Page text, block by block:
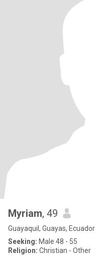
Myriam, 49
Guayaquil, Guayas, Ecuador
Seeking: Male 48 - 55
Religion: Christian - Other